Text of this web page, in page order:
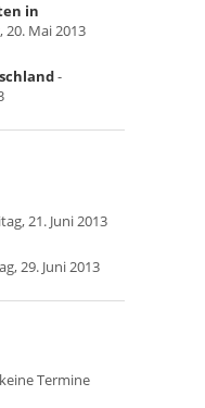
in
20. Mai 2013
-
21. Juni 2013
29. Juni 2013
Termine